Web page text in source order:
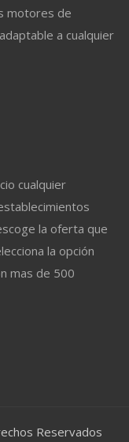
motores de
a cualquier
cualquier
la oferta que
la opción
mas de 500
Reservados